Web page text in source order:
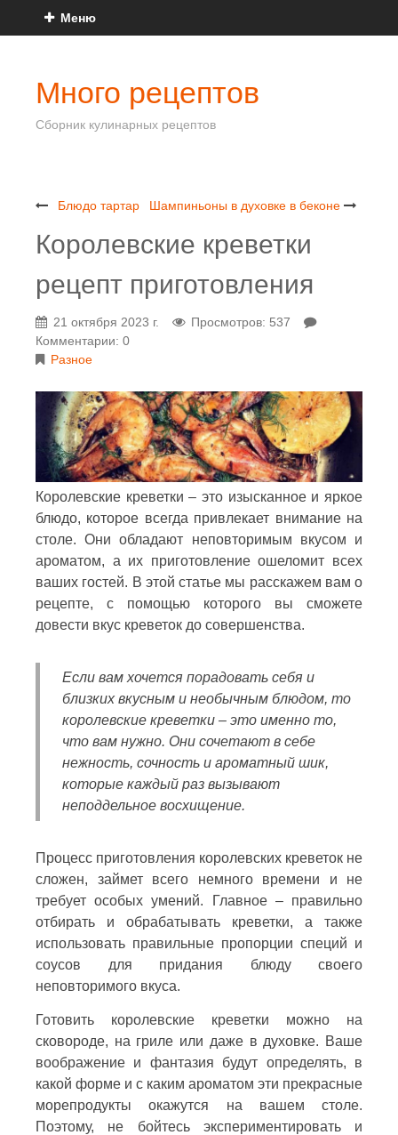
Меню
Много рецептов
Сборник кулинарных рецептов
Блюдо тартар Шампиньоны в духовке в беконе
Королевские креветки
рецепт приготовления
21 октября 2023 г.
Просмотров: 537
Комментарии: 0
Разное
Королевские креветки – это изысканное и яркое
блюдо, которое всегда привлекает внимание на
столе. Они обладают неповторимым вкусом и
ароматом, а их приготовление ошеломит всех
ваших гостей. В этой статье мы расскажем вам о
рецепте, с помощью которого вы сможете
довести вкус креветок до совершенства.
Если вам хочется порадовать себя и
близких вкусным и необычным блюдом, то
королевские креветки – это именно то,
что вам нужно. Они сочетают в себе
нежность, сочность и ароматный шик,
которые каждый раз вызывают
неподдельное восхищение.
Процесс приготовления королевских креветок не
сложен, займет всего немного времени и не
требует особых умений. Главное – правильно
отбирать и обрабатывать креветки, а также
использовать правильные пропорции специй и
соусов для придания блюду своего
неповторимого вкуса.
Готовить королевские креветки можно на
сковороде, на гриле или даже в духовке. Ваше
воображение и фантазия будут определять, в
какой форме и с каким ароматом эти прекрасные
морепродукты окажутся на вашем столе.
Поэтому, не бойтесь экспериментировать и